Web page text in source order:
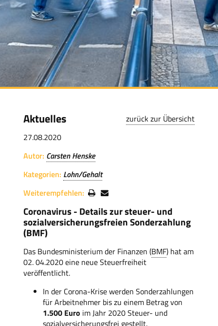
Aktuelles
27.08.2020
Autor: Carsten Henske
Kategorien: Lohn/Gehalt
Weiterempfehlen:
zurück zur Übersicht
Coronavirus - Details zur steuer- und
sozialversicherungsfreien Sonderzahlung
(BMF)
Das Bundesministerium der Finanzen (BMF) hat am
02. 04.2020 eine neue Steuerfreiheit
veröffentlicht.
In der Corona-Krise werden Sonderzahlungen
für Arbeitnehmer bis zu einem Betrag von
1.500 Euro im Jahr 2020 Steuer- und
sozialversicherungsfrei gestellt.